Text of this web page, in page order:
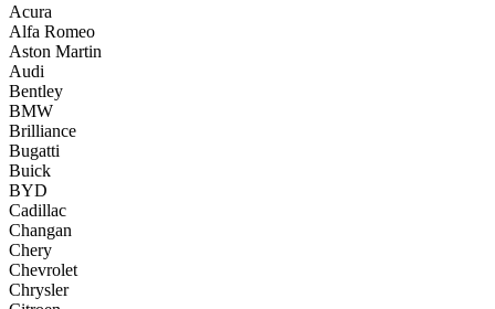
Acura
Alfa Romeo
Aston Martin
Audi
Bentley
BMW
Brilliance
Bugatti
Buick
BYD
Cadillac
Changan
Chery
Chevrolet
Chrysler